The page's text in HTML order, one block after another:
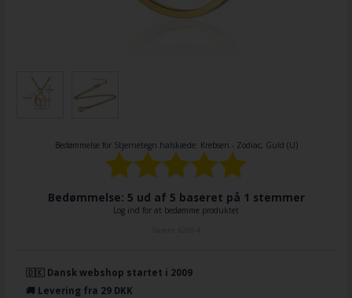
Bedømmelse for Stjernetegn halskæde: Krebsen - Zodiac, Guld (U)
Bedømmelse: 5 ud af 5 baseret på 1 stemmer
Log ind for at bedømme produktet
🇩🇰 Dansk webshop startet i 2009
🚚 Levering fra 29 DKK